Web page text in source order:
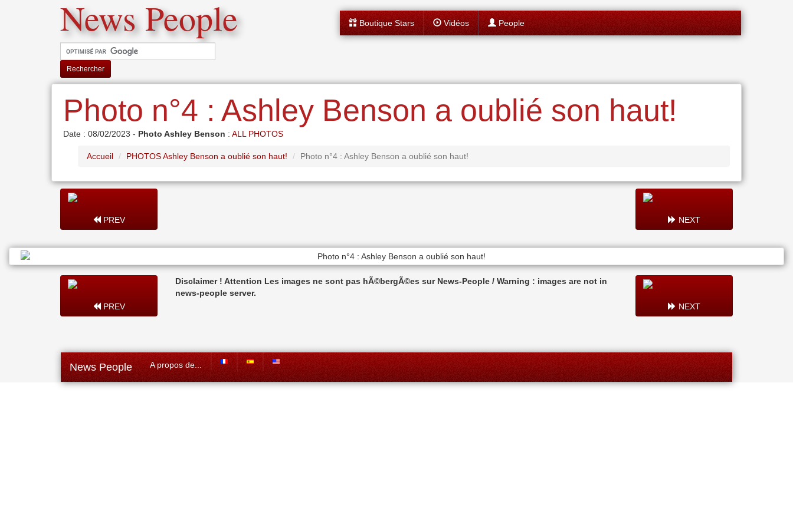
News People
Rechercher
Boutique Stars Vidéos People
Photo n°4 : Ashley Benson a oublié son haut!
Date : 08/02/2023 - Photo Ashley Benson : ALL PHOTOS
Accueil PHOTOS Ashley Benson a oublié son haut! Photo n°4 : Ashley Benson a oublié son haut!
PREV NEXT
PREV
Disclaimer ! Attention Les images ne sont pas hÃ©bergÃ©es sur News-People / Warning : images are not in
news-people server.
NEXT
News People A propos de...